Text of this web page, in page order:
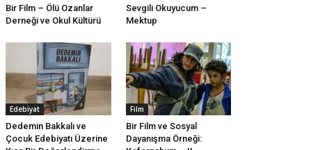
Bir Film – Ölü Ozanlar
Derneği ve Okul Kültürü
Sevgili Okuyucum –
Mektup
Edebiyat
Dedemin Bakkalı ve
Çocuk Edebiyatı Üzerine
Film
Bir Film ve Sosyal
Dayanışma Örneği: